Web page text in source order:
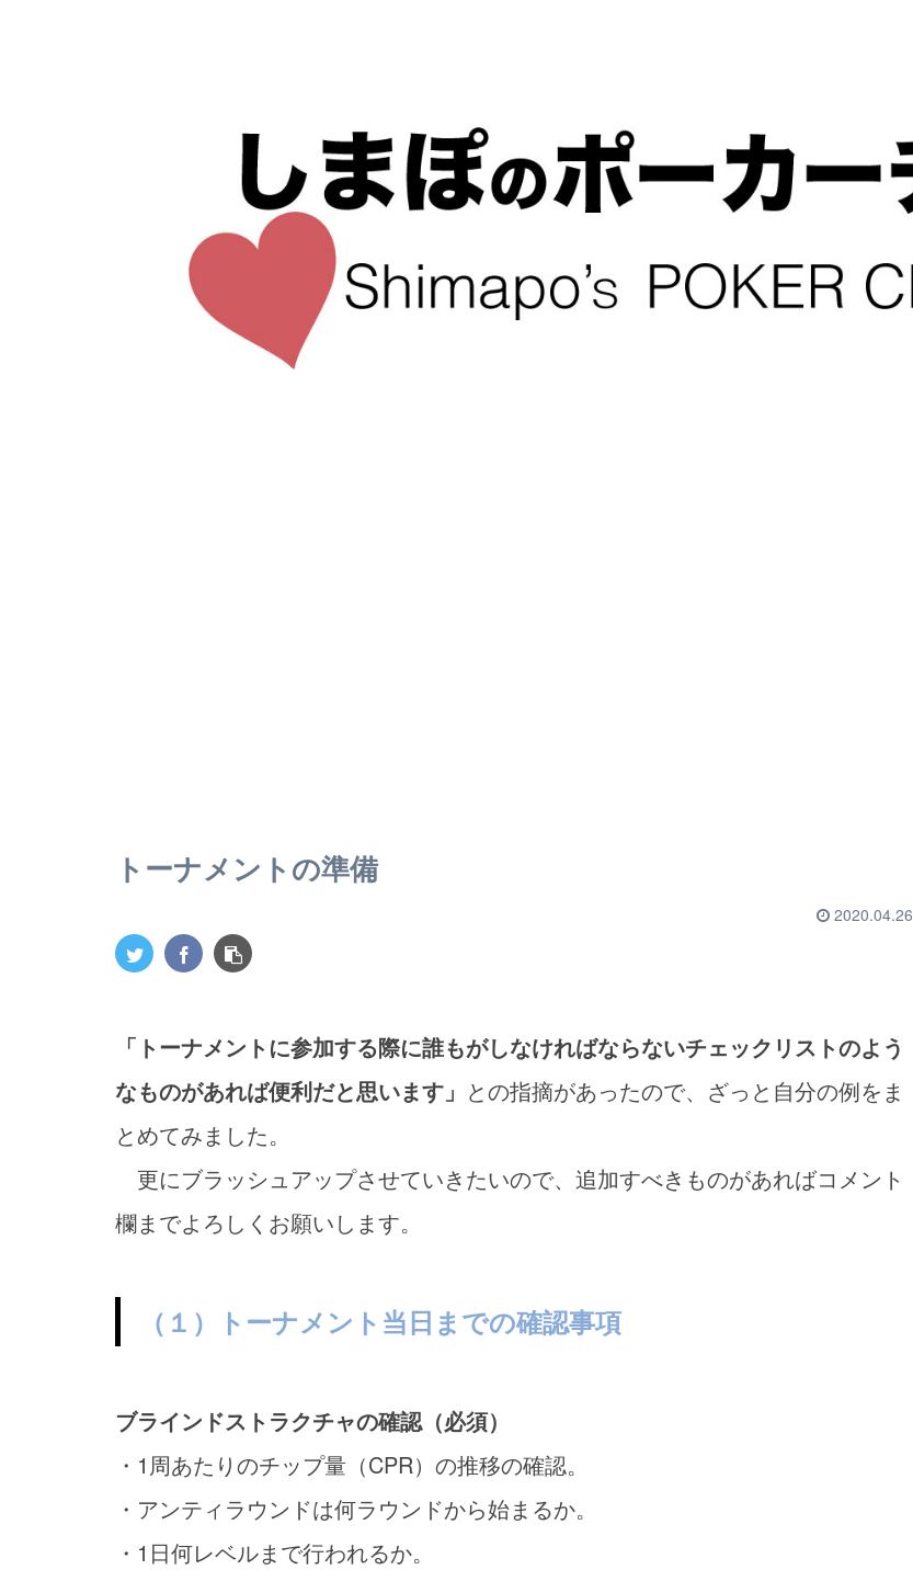
トーナメントの準備
2020.04.26
「トーナメントに参加する際に誰もがしなければならないチェックリストのよう
なものがあれば便利だと思います」 との指摘があったので、ざっと自分の例をま
とめてみました。
更にブラッシュアップさせていきたいので、追加すべきものがあればコメント
欄までよろしくお願いします。
（１）トーナメント当日までの確認事項
ブラインドストラクチャの確認（必須）
・1周あたりのチップ量（CPR）の推移の確認。
・アンティラウンドは何ラウンドから始まるか。
・1日何レベルまで行われるか。